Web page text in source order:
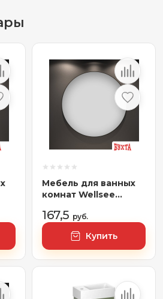
Мебель для ванных
комнат Wellsee
Spectrum 172200060,
80 х 80 см
167,5 руб.
Купить